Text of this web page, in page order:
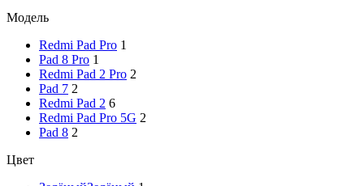
Модель
Redmi Pad Pro 1
Pad 8 Pro 1
Redmi Pad 2 Pro 2
Pad 7 2
Redmi Pad 2 6
Redmi Pad Pro 5G 2
Pad 8 2
Цвет